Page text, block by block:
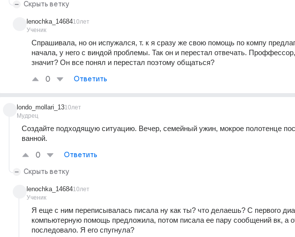
Скрыть ветку
lenochka_14684
Ученик
10лет
Спрашивала, но он испужался, т. к я сразу же свою помощь по компу
начала, у него с виндой проблемы. Так он и перестал отвечать.
значит? Он все понял и перестал поэтому общаться?
0 Ответить
londo_mollari_13
Мудрец
10лет
Создайте подходящую ситуацию. Вечер, семейный ужин, мокрое полотенце
ванной.
0 Ответить
Скрыть ветку
lenochka_14684
Ученик
10лет
Я еще с ним переписывалась писала ну как ты? что делаешь? С первого
компьютерную помощь предложила, потом писала ее пару сообщений вк, а
последовало. Я его спугнула?